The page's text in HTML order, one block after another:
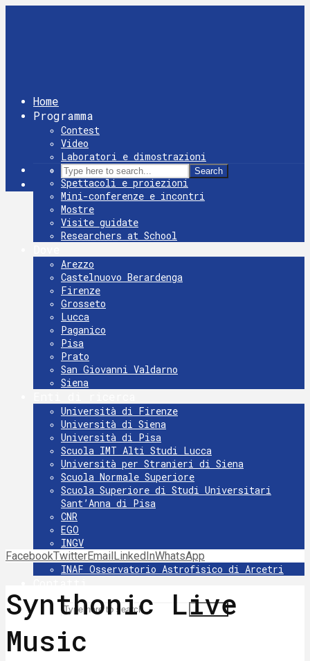
Home
Programma
Contest
Video
Laboratori e dimostrazioni
Giochi
Spettacoli e proiezioni
Mini-conferenze e incontri
Mostre
Visite guidate
Researchers at School
Arezzo
Castelnuovo Berardenga
Firenze
Grosseto
Lucca
Paganico
Pisa
Prato
San Giovanni Valdarno
Siena
Università di Firenze
Università di Siena
Università di Pisa
Scuola IMT Alti Studi Lucca
Università per Stranieri di Siena
Scuola Normale Superiore
Scuola Superiore di Studi Universitari
Sant’Anna di Pisa
CNR
EGO
INGV
INFN
INAF Osservatorio Astrofisico di Arcetri
Search
Search
FacebookTwitterEmailLinkedInWhatsApp
Synthonic Live
Music